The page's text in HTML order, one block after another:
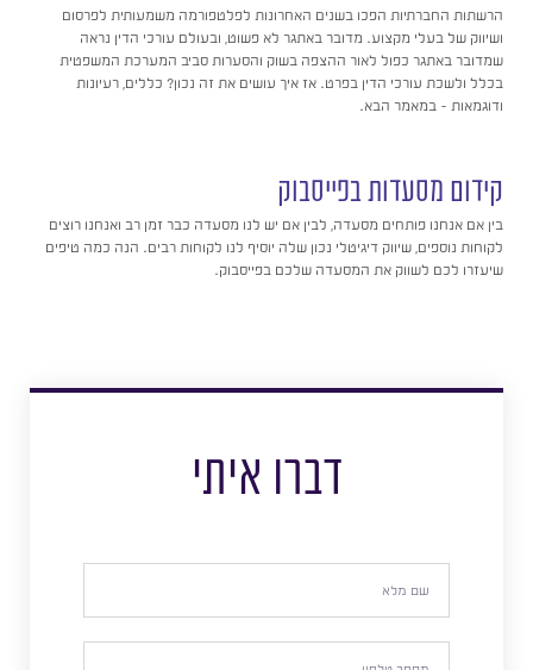
הרשתות החברתיות הפכו בשנים האחרונות לפלטפורמה משמעותית לפרסום
ושיווק של בעלי מקצוע. מדובר באתגר לא פשוט, ובעולם עורכי הדין נראה
שמדובר באתגר כפול לאור ההצפה בשוק והסערות סביב המערכת המשפטית
בכלל ולשכת עורכי הדין בפרט. אז איך עושים את זה נכון? כללים, רעיונות
ודוגמאות – במאמר הבא.
קידום מסעדות בפייסבוק
בין אם אנחנו פותחים מסעדה, לבין אם יש לנו מסעדה כבר זמן רב ואנחנו רוצים
לקוחות נוספים, שיווק דיגיטלי נכון שלה יוסיף לנו לקוחות רבים. הנה כמה טיפים
שיעזרו לכם לשווק את המסעדה שלכם בפייסבוק.
דברו איתי